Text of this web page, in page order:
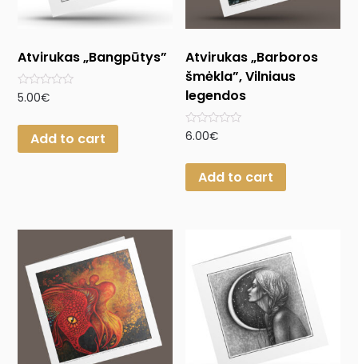
Atvirukas „Bangpūtys”
Rated
0
of
5.00€
Add to cart
Atvirukas „Barboros
šmėkla”, Vilniaus
legendos
Rated
0
of
6.00€
Add to cart